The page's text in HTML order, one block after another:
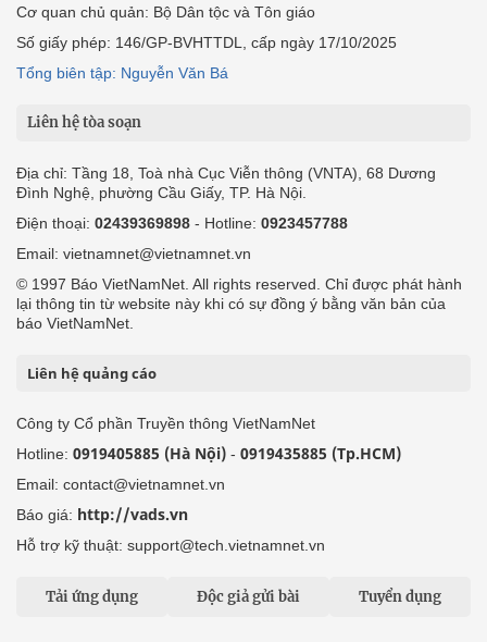
Cơ quan chủ quản: Bộ Dân tộc và Tôn giáo
Số giấy phép: 146/GP-BVHTTDL, cấp ngày 17/10/2025
Tổng biên tập: Nguyễn Văn Bá
Liên hệ tòa soạn
Địa chỉ: Tầng 18, Toà nhà Cục Viễn thông (VNTA), 68 Dương
Đình Nghệ, phường Cầu Giấy, TP. Hà Nội.
Điện thoại: 02439369898 - Hotline: 0923457788
Email: vietnamnet@vietnamnet.vn
© 1997 Báo VietNamNet. All rights reserved. Chỉ được phát hành
lại thông tin từ website này khi có sự đồng ý bằng văn bản của
báo VietNamNet.
Liên hệ quảng cáo
Công ty Cổ phần Truyền thông VietNamNet
Hotline: 0919405885 (Hà Nội) - 0919435885 (Tp.HCM)
Email: contact@vietnamnet.vn
Báo giá: http://vads.vn
Hỗ trợ kỹ thuật: support@tech.vietnamnet.vn
Tải ứng dụng Độc giả gửi bài Tuyển dụng